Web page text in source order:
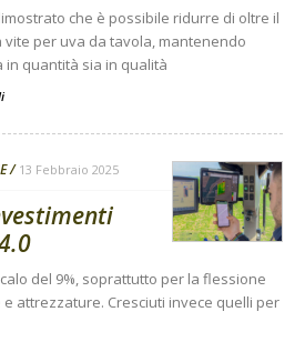
che è possibile ridurre di oltre il
vite per uva da tavola, mantenendo
in quantità sia in qualità
13 Febbraio 2025
del 9%, soprattutto per la flessione
e attrezzature. Cresciuti invece quelli per